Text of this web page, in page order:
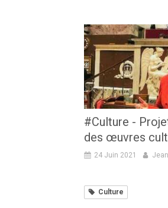
#Culture -
des œuvres
24 Juin 2021
Culture